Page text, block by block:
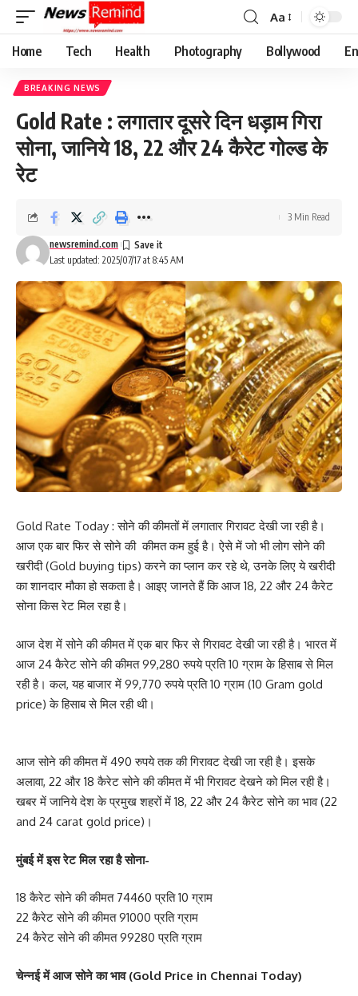
Font
Resizer
Aa
Home Tech Health Photography Bollywood
BREAKING NEWS
Gold Rate : लगातार दूसरे दिन धड़ाम गिरा
सोना, जानिये 18, 22 और 24 कैरेट गोल्ड के
रेट
Last updated: 2025/07/17 at 8:45 AM
newsremind.com
3 Min Read
Gold Rate Today : सोने की कीमतों में लगातार गिरावट देखी जा रही है।
आज एक बार फिर से सोने की कीमत कम हुई है। ऐसे में जो भी लोग सोने की
खरीदी (Gold buying tips) करने का प्लान कर रहे थे, उनके लिए ये खरीदी
का शानदार मौका हो सकता है। आइए जानते हैं कि आज 18, 22 और 24 कैरेट
सोना किस रेट मिल रहा है।
आज देश में सोने की कीमत में एक बार फिर से गिरावट देखी जा रही है। भारत में
आज 24 कैरेट सोने की कीमत 99,280 रुपये प्रति 10 ग्राम के हिसाब से मिल
रही है। कल, यह बाजार में 99,770 रुपये प्रति 10 ग्राम (10 Gram gold
price) के हिसाब से मिल रही थी।
आज सोने की कीमत में 490 रुपये तक की गिरावट देखी जा रही है। इसके
अलावा, 22 और 18 कैरेट सोने की कीमत में भी गिरावट देखने को मिल रही है।
खबर में जानिये देश के प्रमुख शहरों में 18, 22 और 24 कैरेट सोने का भाव (22
and 24 carat gold price)।
मुंबई में इस रेट मिल रहा है सोना-
18 कैरेट सोने की कीमत 74460 प्रति 10 ग्राम
22 कैरेट सोने की कीमत 91000 प्रति ग्राम
24 कैरेट सोने की कीमत 99280 प्रति ग्राम
चेन्नई में आज सोने का भाव (Gold Price in Chennai Today)